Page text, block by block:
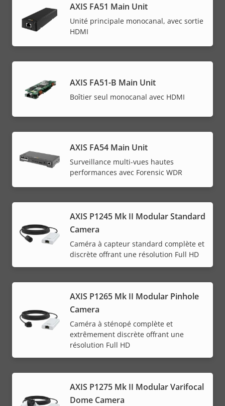
AXIS FA51 Main Unit
Unité principale monocanal, avec sortie
HDMI
AXIS FA51-B Main Unit
Boîtier seul monocanal avec HDMI
AXIS FA54 Main Unit
Surveillance multi-vues hautes
performances avec Forensic WDR
AXIS P1245 Mk II Modular Standard
Camera
Caméra à capteur standard complète et
discrète offrant une résolution Full HD
AXIS P1265 Mk II Modular Pinhole
Camera
Caméra à sténopé complète et
extrêmement discrète offrant une
résolution Full HD
AXIS P1275 Mk II Modular Varifocal
Dome Camera